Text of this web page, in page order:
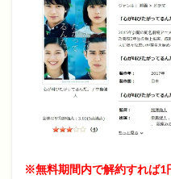
※無料期間内で解約すれば1